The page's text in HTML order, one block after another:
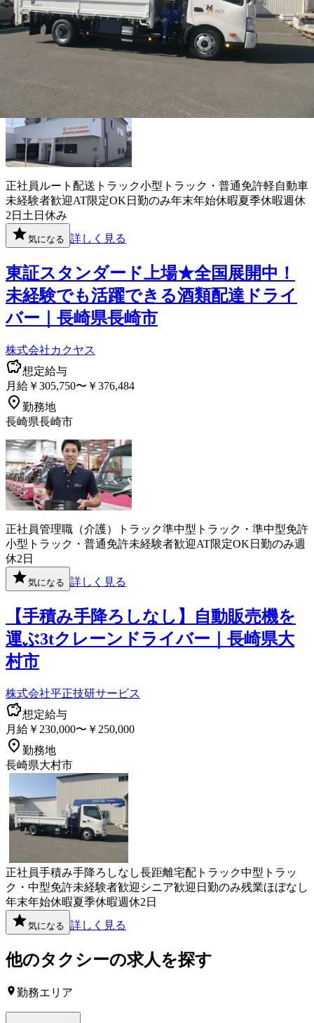
クリアックス株式会社
想定給与
月給￥190,000〜￥300,000
長崎県長崎市
正社員 ルート配送 トラック小型トラック・普通免許軽自動車
未経験者歓迎AT限定OK 日勤のみ年末年始休暇夏季休暇週休
2日 土日休み
気になる 詳しく見る
東証スタンダード上場★全国展開中！
未経験でも活躍できる酒類配達ドライ
バー｜長崎県長崎市
株式会社カクヤス
想定給与
月給￥305,750〜￥376,484
勤務地
長崎県長崎市
正社員管理職（介護） トラック準中型トラック・準中型免許
小型トラック・普通免許未経験者歓迎AT限定OK 日勤のみ週
休2日
気になる 詳しく見る
【手積み手降ろしなし】自動販売機を
運ぶ3tクレーンドライバー｜長崎県大
村市
株式会社平正技研サービス
想定給与
月給￥230,000〜￥250,000
勤務地
長崎県大村市
正社員手積み手降ろしなし長距離宅配 トラック中型トラッ
ク・中型免許未経験者歓迎 シニア歓迎 日勤のみ残業ほぼなし
年末年始休暇夏季休暇週休2日
気になる 詳しく見る
他のタクシーの求人を探す
勤務エリア